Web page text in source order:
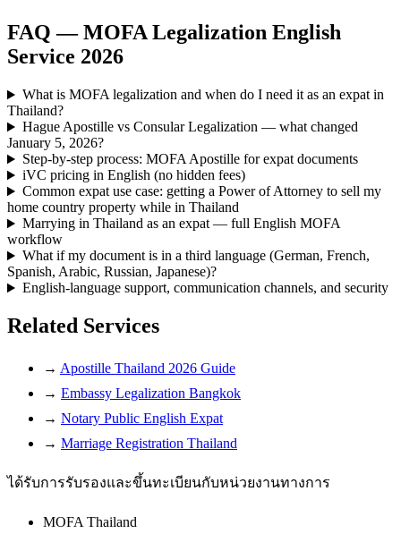
FAQ — MOFA Legalization English
Service 2026
What is MOFA legalization and when do I need it as an expat in
Thailand?
Hague Apostille vs Consular Legalization — what changed
January 5, 2026?
Step-by-step process: MOFA Apostille for expat documents
iVC pricing in English (no hidden fees)
Common expat use case: getting a Power of Attorney to sell my
home country property while in Thailand
Marrying in Thailand as an expat — full English MOFA
workflow
What if my document is in a third language (German, French,
Spanish, Arabic, Russian, Japanese)?
English-language support, communication channels, and security
Related Services
→ Apostille Thailand 2026 Guide
→ Embassy Legalization Bangkok
→ Notary Public English Expat
→ Marriage Registration Thailand
ได้รับการรับรองและขึ้นทะเบียนกับหน่วยงานทางการ
MOFA Thailand